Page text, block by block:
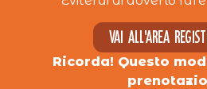
Vai all'area
Ricorda! Questo